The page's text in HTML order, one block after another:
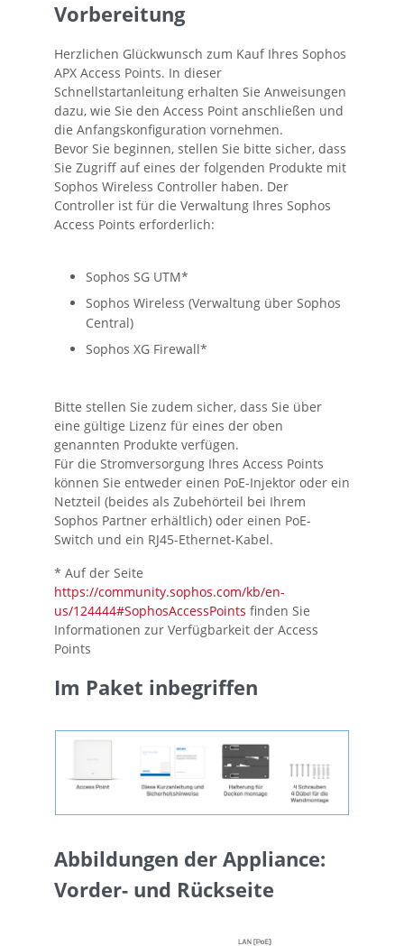
Vorbereitung
Herzlichen Glückwunsch zum Kauf Ihres Sophos
APX Access Points. In dieser
Schnellstartanleitung erhalten Sie Anweisungen
dazu, wie Sie den Access Point anschließen und
die Anfangskonfiguration vornehmen.
Bevor Sie beginnen, stellen Sie bitte sicher, dass
Sie Zugriff auf eines der folgenden Produkte mit
Sophos Wireless Controller haben. Der
Controller ist für die Verwaltung Ihres Sophos
Access Points erforderlich:
Sophos SG UTM*
Sophos Wireless (Verwaltung über Sophos
Central)
Sophos XG Firewall*
Bitte stellen Sie zudem sicher, dass Sie über
eine gültige Lizenz für eines der oben
genannten Produkte verfügen.
Für die Stromversorgung Ihres Access Points
können Sie entweder einen PoE-Injektor oder ein
Netzteil (beides als Zubehörteil bei Ihrem
Sophos Partner erhältlich) oder einen PoE-
Switch und ein RJ45-Ethernet-Kabel.
* Auf der Seite
https://community.sophos.com/kb/en-
us/124444#SophosAccessPoints finden Sie
Informationen zur Verfügbarkeit der Access
Points
Im Paket inbegriffen
Abbildungen der Appliance:
Vorder- und Rückseite